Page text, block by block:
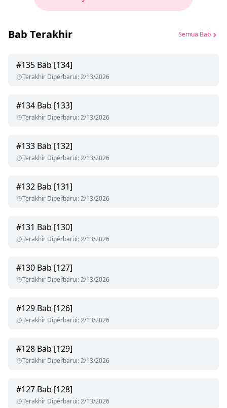
Bab Terakhir Semua Bab
#135 Bab [134]
Terakhir Diperbarui:2/13/2026
#134 Bab [133]
Terakhir Diperbarui:2/13/2026
#133 Bab [132]
Terakhir Diperbarui:2/13/2026
#132 Bab [131]
Terakhir Diperbarui:2/13/2026
#131 Bab [130]
Terakhir Diperbarui:2/13/2026
#130 Bab [127]
Terakhir Diperbarui:2/13/2026
#129 Bab [126]
Terakhir Diperbarui:2/13/2026
#128 Bab [129]
Terakhir Diperbarui:2/13/2026
#127 Bab [128]
Terakhir Diperbarui:2/13/2026